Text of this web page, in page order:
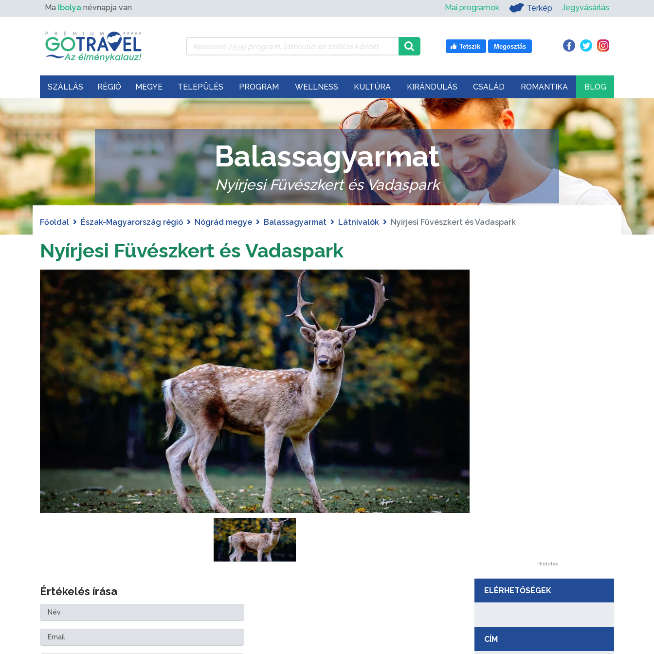
Ma Ibolya névnapja van Mai programok Térkép Jegyvásárlás
Tetszik Megosztás
SZÁLLÁS RÉGIÓ MEGYE TELEPÜLÉS PROGRAM WELLNESS KULTÚRA KIRÁNDULÁS CSALÁD ROMANTIKA BLOG
Balassagyarmat
Nyírjesi Füvészkert és Vadaspark
Főoldal Észak-Magyarország régió Nógrád megye Balassagyarmat Látnivalók Nyírjesi Füvészkert és Vadaspark
Nyírjesi Füvészkert és Vadaspark
Értékelés írása
Hirdetés
ELÉRHETŐSÉGEK
CÍM